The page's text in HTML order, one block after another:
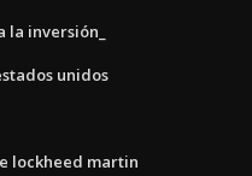
inversión_
unidos
lockheed martin